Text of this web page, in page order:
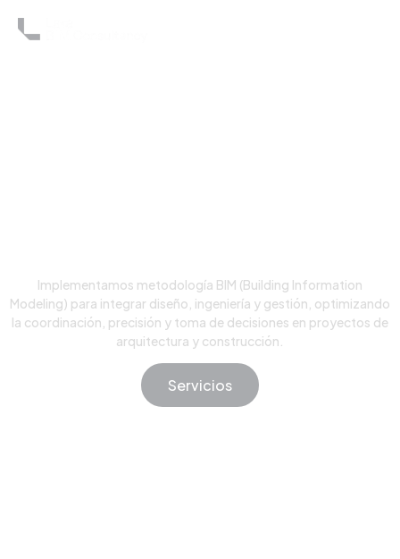
Implementamos metodología BIM (Building Information
Modeling) para integrar diseño, ingeniería y gestión, optimizando
la coordinación, precisión y toma de decisiones en proyectos de
arquitectura y construcción.
Servicios